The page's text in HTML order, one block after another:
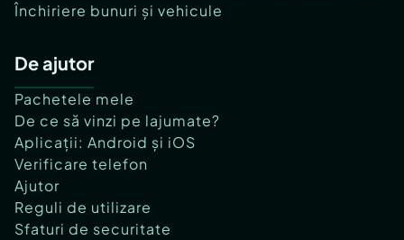
Închiriere bunuri și vehicule
De ajutor
Pachetele mele
De ce să vinzi pe lajumate?
Aplicații: Android și iOS
Verificare telefon
Ajutor
Reguli de utilizare
Sfaturi de securitate